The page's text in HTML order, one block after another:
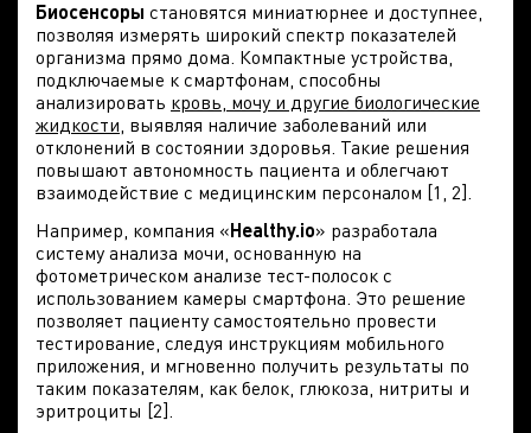
Биосенсоры становятся миниатюрнее и доступнее,
позволяя измерять широкий спектр показателей
организма прямо дома. Компактные устройства,
подключаемые к смартфонам, способны
анализировать кровь, мочу и другие биологические
жидкости , выявляя наличие заболеваний или
отклонений в состоянии здоровья. Такие решения
повышают автономность пациента и облегчают
взаимодействие с медицинским персоналом [1, 2].
Например, компания «Healthy.io» разработала
систему анализа мочи, основанную на
фотометрическом анализе тест-полосок с
использованием камеры смартфона. Это решение
позволяет пациенту самостоятельно провести
тестирование, следуя инструкциям мобильного
приложения, и мгновенно получить результаты по
таким показателям, как белок, глюкоза, нитриты и
эритроциты [2].